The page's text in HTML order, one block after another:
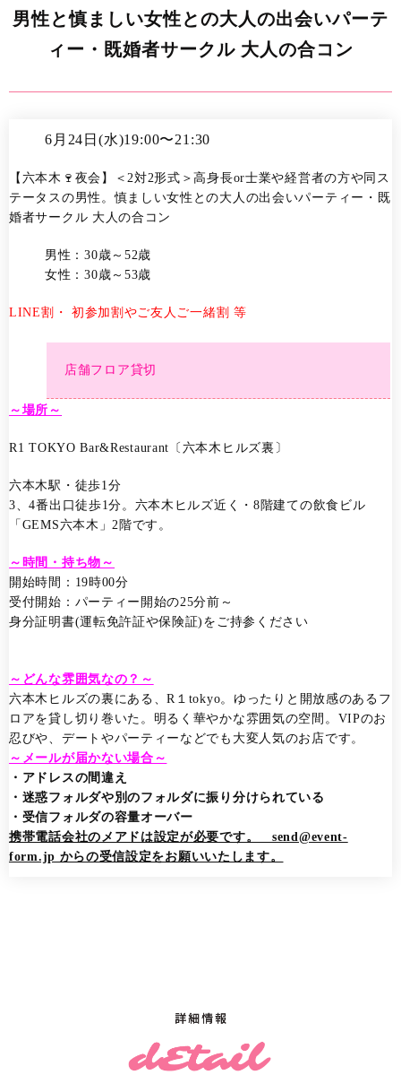
男性と慎ましい女性との大人の出会いパーテ
ィー・既婚者サークル 大人の合コン
6月24日(水)19:00〜21:30
【六本木🍷夜会】＜2対2形式＞高身長or士業や経営者の方や同ス
テータスの男性。慎ましい女性との大人の出会いパーティー・既
婚者サークル 大人の合コン
男性：30歳～52歳
女性：30歳～53歳
LINE割・ 初参加割やご友人ご一緒割 等
店舗フロア貸切
～場所～
R1 TOKYO Bar&Restaurant〔六本木ヒルズ裏〕
六本木駅・徒歩1分
3、4番出口徒歩1分。六本木ヒルズ近く・8階建ての飲食ビル
「GEMS六本木」2階です。
～時間・持ち物～
開始時間：19時00分
受付開始：パーティー開始の25分前～
身分証明書(運転免許証や保険証)をご持参ください
～どんな雰囲気なの？～
六本木ヒルズの裏にある、R１tokyo。ゆったりと開放感のあるフ
ロアを貸し切り巻いた。明るく華やかな雰囲気の空間。VIPのお
忍びや、デートやパーティーなどでも大変人気のお店です。
～メールが届かない場合～
・アドレスの間違え
・迷惑フォルダや別のフォルダに振り分けられている
・受信フォルダの容量オーバー
携帯電話会社のメアドは設定が必要です。 send@event-
form.jp からの受信設定をお願いいたします。